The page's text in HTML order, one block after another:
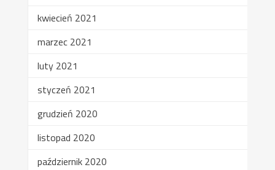
kwiecień 2021
marzec 2021
luty 2021
styczeń 2021
grudzień 2020
listopad 2020
październik 2020